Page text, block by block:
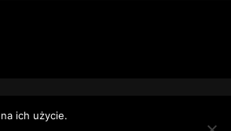
ich użycie.